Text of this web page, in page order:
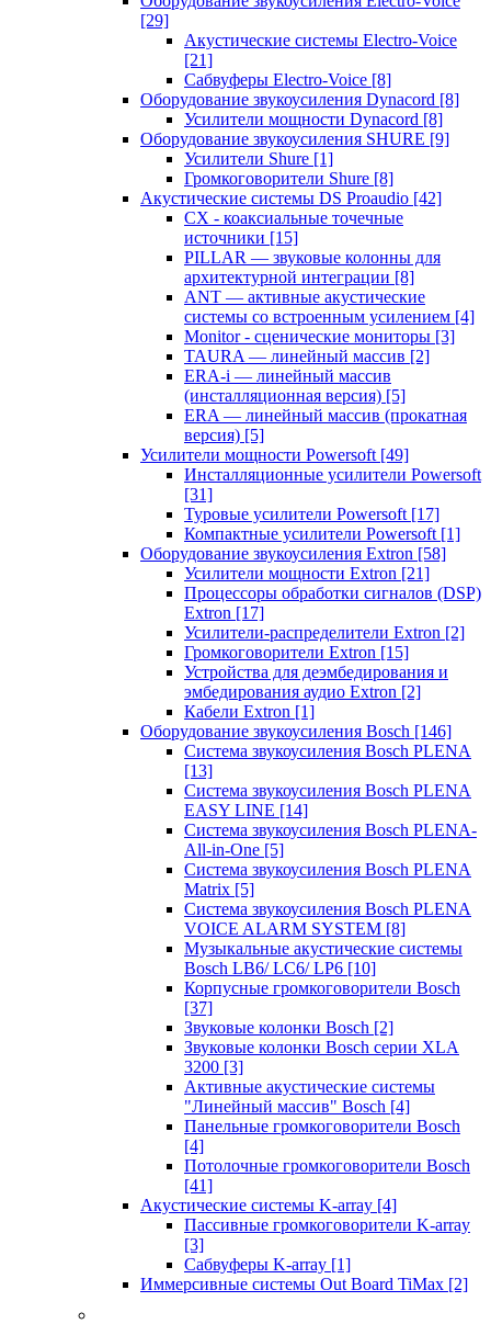
[29]
Акустические системы Electro-Voice
[21]
Сабвуферы Electro-Voice [8]
Оборудование звукоусиления Dynacord [8]
Усилители мощности Dynacord [8]
Оборудование звукоусиления SHURE [9]
Усилители Shure [1]
Громкоговорители Shure [8]
Акустические системы DS Proaudio [42]
CX - коаксиальные точечные
источники [15]
PILLAR — звуковые колонны для
архитектурной интеграции [8]
ANT — активные акустические
системы со встроенным усилением [4]
Monitor - сценические мониторы [3]
TAURA — линейный массив [2]
ERA-i — линейный массив
(инсталляционная версия) [5]
ERA — линейный массив (прокатная
версия) [5]
Усилители мощности Powersoft [49]
Инсталляционные усилители Powersoft
[31]
Туровые усилители Powersoft [17]
Компактные усилители Powersoft [1]
Оборудование звукоусиления Extron [58]
Усилители мощности Extron [21]
Процессоры обработки сигналов (DSP)
Extron [17]
Усилители-распределители Extron [2]
Громкоговорители Extron [15]
Устройства для деэмбедирования и
эмбедирования аудио Extron [2]
Кабели Extron [1]
Оборудование звукоусиления Bosch [146]
Система звукоусиления Bosch PLENA
[13]
Система звукоусиления Bosch PLENA
EASY LINE [14]
Система звукоусиления Bosch PLENA-
All-in-One [5]
Система звукоусиления Bosch PLENA
Matrix [5]
Система звукоусиления Bosch PLENA
VOICE ALARM SYSTEM [8]
Музыкальные акустические системы
Bosch LB6/ LC6/ LP6 [10]
Корпусные громкоговорители Bosch
[37]
Звуковые колонки Bosch [2]
Звуковые колонки Bosch серии XLA
3200 [3]
Активные акустические системы
"Линейный массив" Bosch [4]
Панельные громкоговорители Bosch
[4]
Потолочные громкоговорители Bosch
[41]
Акустические системы K-array [4]
Пассивные громкоговорители K-array
[3]
Сабвуферы K-array [1]
Иммерсивные системы Out Board TiMax [2]